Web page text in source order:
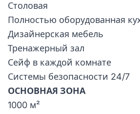
Столовая
Полностью оборудованная
Дизайнерская мебель
Тренажерный зал
Сейф в каждой комнате
Системы безопасности 24/7
ОСНОВНАЯ ЗОНА
1000 м²